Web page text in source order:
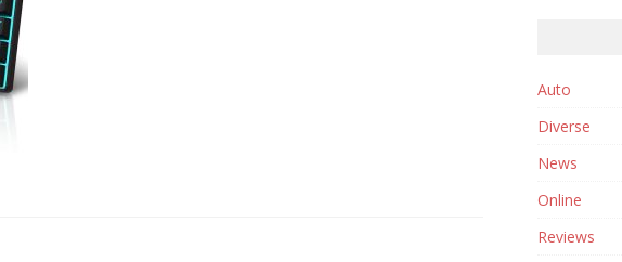
Auto
Diverse
News
Online
Reviews